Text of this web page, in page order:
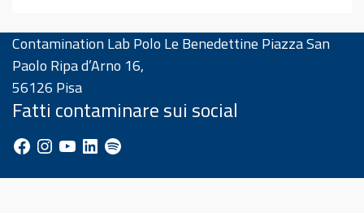
Contamination Lab Polo Le Benedettine Piazza San
Paolo Ripa d’Arno 16,
56126 Pisa
Fatti contaminare sui social
Facebook
Instagram
YouTube
LinkedInSpotify